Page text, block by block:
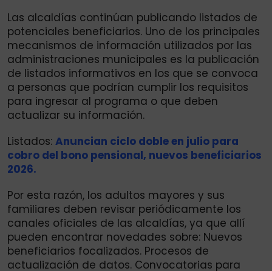
Las alcaldías continúan publicando listados de
potenciales beneficiarios. Uno de los principales
mecanismos de información utilizados por las
administraciones municipales es la publicación
de listados informativos en los que se convoca
a personas que podrían cumplir los requisitos
para ingresar al programa o que deben
actualizar su información.
Listados: Anuncian ciclo doble en julio para
cobro del bono pensional, nuevos beneficiarios
2026.
Por esta razón, los adultos mayores y sus
familiares deben revisar periódicamente los
canales oficiales de las alcaldías, ya que allí
pueden encontrar novedades sobre: Nuevos
beneficiarios focalizados. Procesos de
actualización de datos. Convocatorias para